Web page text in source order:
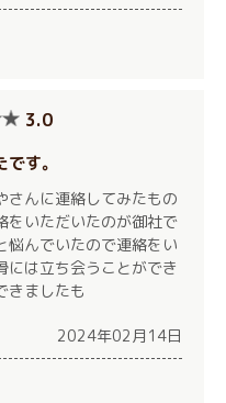
3.0
す。
さんに連絡してみたもの
をいただいたのが御社で
悩んでいたので連絡をい
には立ち会うことができ
きましたも
2024年02月14日